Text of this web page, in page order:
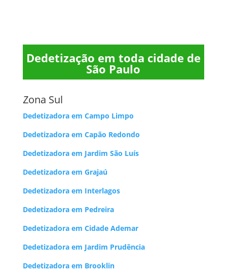
Dedetização em toda cidade de
São Paulo
Zona Sul
Dedetizadora em Campo Limpo
Dedetizadora em Capão Redondo
Dedetizadora em Jardim São Luís
Dedetizadora em Grajaú
Dedetizadora em Interlagos
Dedetizadora em Pedreira
Dedetizadora em Cidade Ademar
Dedetizadora em Jardim Prudência
Dedetizadora em Brooklin